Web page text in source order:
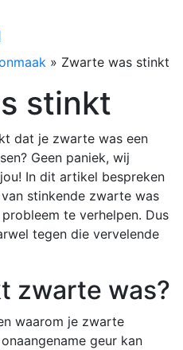
» Zwarte was stinkt
stinkt
dat je zwarte was een
Geen paniek, wij
In dit artikel bespreken
stinkende zwarte was
te verhelpen. Dus
tegen die vervelende
zwarte was?
waarom je zwarte
geur kan